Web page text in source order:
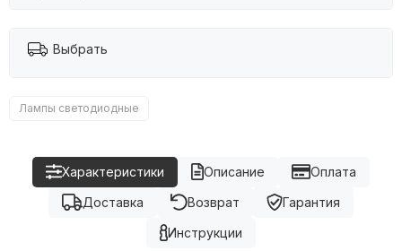
Выбрать
Лампы светодиодные
Описание
Характеристики
Оплата
Доставка
Возврат
Гарантия
Инструкции